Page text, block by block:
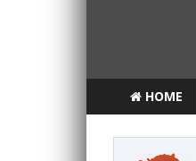
HOME